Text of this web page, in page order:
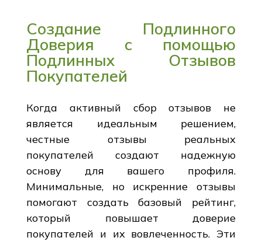
Создание Подлинного
Доверия с помощью
Подлинных Отзывов
Покупателей
Когда активный сбор отзывов не
является идеальным решением,
честные отзывы реальных
покупателей создают надежную
основу для вашего профиля.
Минимальные, но искренние отзывы
помогают создать базовый рейтинг,
который повышает доверие
покупателей и их вовлеченность. Эти